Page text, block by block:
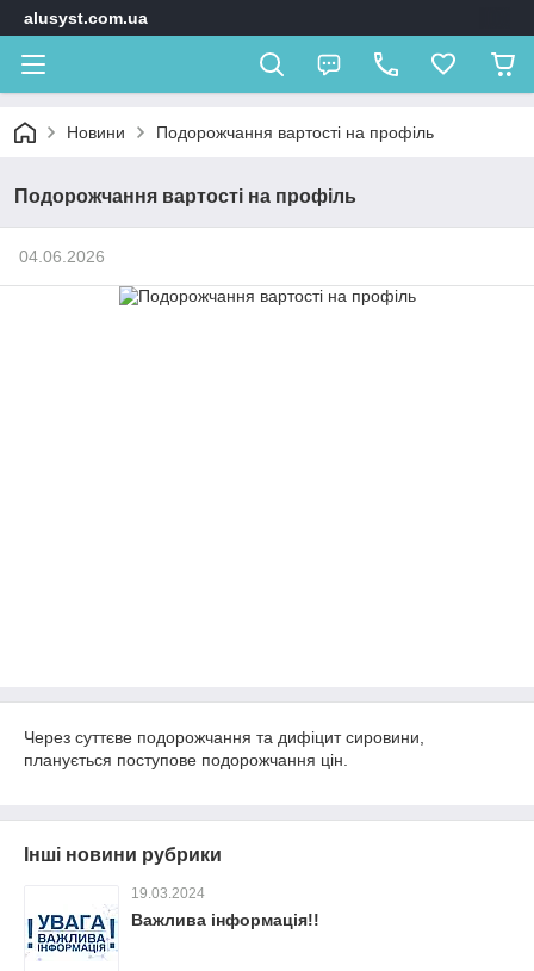
alusyst.com.ua
Новини Подорожчання вартості на профіль
Подорожчання вартості на профіль
04.06.2026
Через суттєве подорожчання та дифіцит сировини,
планується поступове подорожчання цін.
Інші новини рубрики
19.03.2024
Важлива інформація!!